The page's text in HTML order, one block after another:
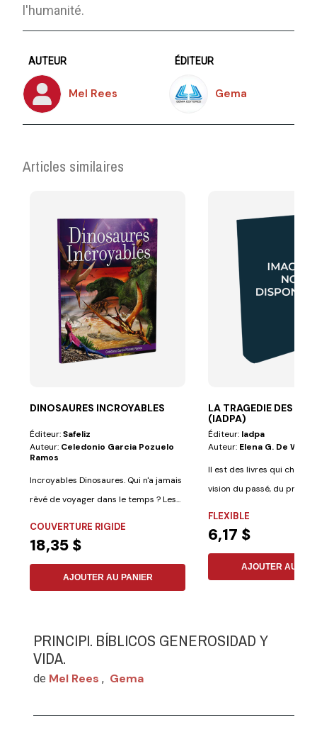
l'humanité.
AUTEUR
Mel Rees
ÉDITEUR
Gema
Articles similaires
DINOSAURES INCROYABLES
Éditeur:Safeliz
Auteur: Celedonio Garcia Pozuelo
Ramos
Incroyables Dinosaures. Qui n'a jamais
rêvé de voyager dans le temps ? Les...
COUVERTURE RIGIDE
18,35 $
AJOUTER AU PANIER
LA TRAGEDIE DES
(IADPA)
Éditeur: Iadpa
Auteur: Elena G. De White
Il est des livres qui
vision du passé, du
FLEXIBLE
6,17 $
AJOUTER AU
PRINCIPI. BÍBLICOS GENEROSIDAD Y
VIDA.
de Mel Rees , Gema